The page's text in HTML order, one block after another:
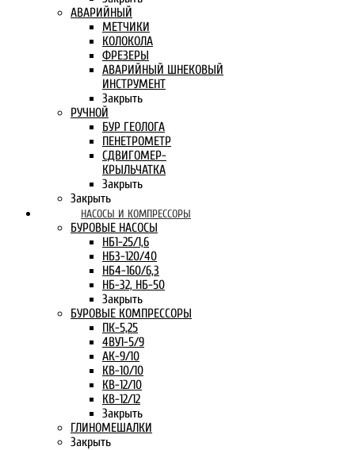
АВАРИЙНЫЙ
МЕТЧИКИ
КОЛОКОЛА
ФРЕЗЕРЫ
АВАРИЙНЫЙ ШНЕКОВЫЙ
ИНСТРУМЕНТ
Закрыть
РУЧНОЙ
БУР ГЕОЛОГА
ПЕНЕТРОМЕТР
СДВИГОМЕР-
КРЫЛЬЧАТКА
Закрыть
Закрыть
НАСОСЫ И КОМПРЕССОРЫ
БУРОВЫЕ НАСОСЫ
НБ1-25/1,6
НБ3-120/40
НБ4-160/6,3
НБ-32, НБ-50
Закрыть
БУРОВЫЕ КОМПРЕССОРЫ
ПК-5,25
4ВУ1-5/9
АК-9/10
КВ-10/10
КВ-12/10
КВ-12/12
Закрыть
ГЛИНОМЕШАЛКИ
Закрыть